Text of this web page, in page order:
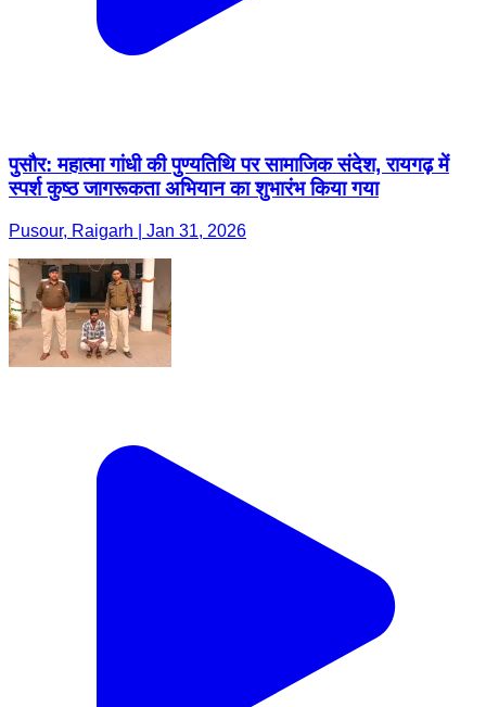
पुसौर: महात्मा गांधी की पुण्यतिथि पर सामाजिक संदेश, रायगढ़ में
स्पर्श कुष्ठ जागरूकता अभियान का शुभारंभ किया गया
Pusour, Raigarh | Jan 31, 2026